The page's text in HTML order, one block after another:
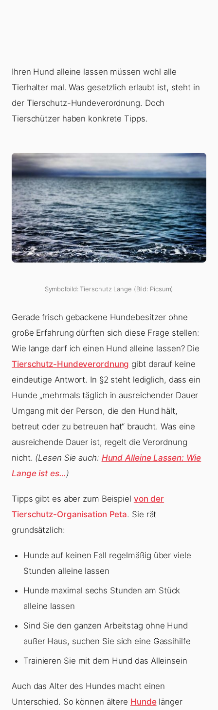
Ihren Hund alleine lassen müssen wohl alle
Tierhalter mal. Was gesetzlich erlaubt ist, steht in
der Tierschutz-Hundeverordnung. Doch
Tierschützer haben konkrete Tipps.
Symbolbild: Tierschutz Lange (Bild: Picsum)
Gerade frisch gebackene Hundebesitzer ohne
große Erfahrung dürften sich diese Frage stellen:
Wie lange darf ich einen Hund alleine lassen? Die
Tierschutz-Hundeverordnung gibt darauf keine
eindeutige Antwort. In §2 steht lediglich, dass ein
Hunde „mehrmals täglich in ausreichender Dauer
Umgang mit der Person, die den Hund hält,
betreut oder zu betreuen hat“ braucht. Was eine
ausreichende Dauer ist, regelt die Verordnung
nicht. (Lesen Sie auch: Hund Alleine Lassen: Wie
Lange ist es… )
Tipps gibt es aber zum Beispiel von der
Tierschutz-Organisation Peta. Sie rät
grundsätzlich:
Hunde auf keinen Fall regelmäßig über viele
Stunden alleine lassen
Hunde maximal sechs Stunden am Stück
alleine lassen
Sind Sie den ganzen Arbeitstag ohne Hund
außer Haus, suchen Sie sich eine Gassihilfe
Trainieren Sie mit dem Hund das Alleinsein
Auch das Alter des Hundes macht einen
Unterschied. So können ältere Hundelänger